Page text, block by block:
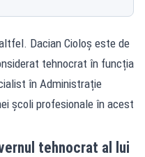
Dacian Cioloș este de
tehnocrat în funcția
în Administrație
școli profesionale în acest
tehnocrat al lui